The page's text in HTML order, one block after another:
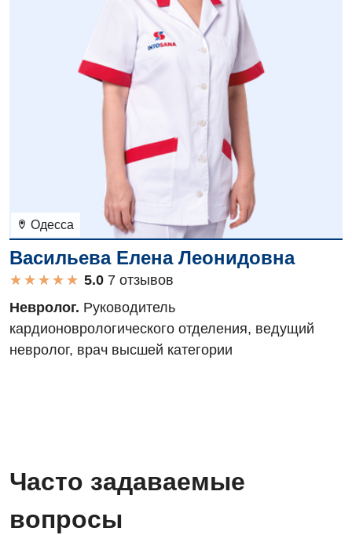
Одесса
Васильева Елена Леонидовна
★
★
★
★
★
★ ★ ★ ★ ★
7 отзывов
Невролог. Руководитель
кардионоврологического отделения, ведущий
невролог, врач высшей категории
Часто задаваемые
вопросы